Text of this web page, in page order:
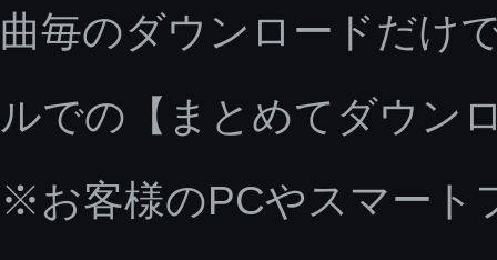
曲毎のダウンロードだけ
ルでの【まとめてダウン
※お客様のPCやスマート